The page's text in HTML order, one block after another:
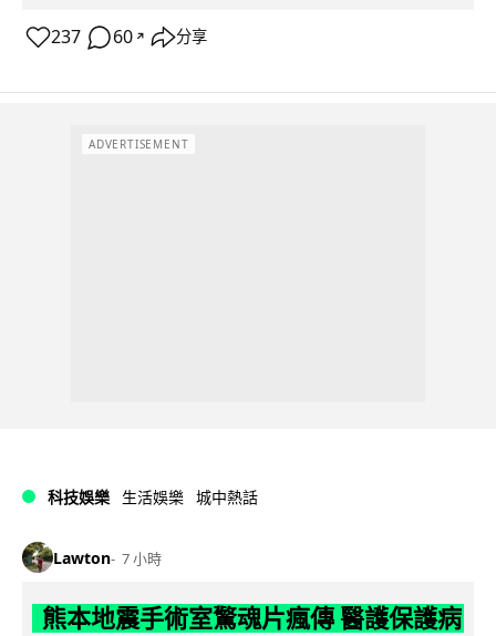
237 60 ↗ 分享
ADVERTISEMENT
科技娛樂 生活娛樂 城中熱話
Lawton 7 小時
熊本地震手術室驚魂片瘋傳 醫護保護病